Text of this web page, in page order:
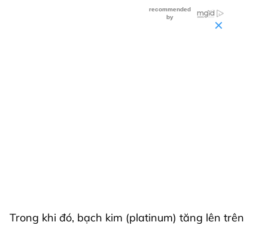
Trong khi đó, bạch kim (platinum) tăng lên trên